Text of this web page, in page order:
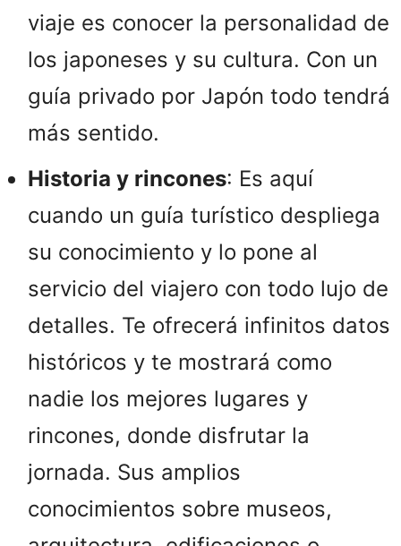
viaje es conocer la personalidad de
los japoneses y su cultura. Con un
guía privado por Japón todo tendrá
más sentido.
Historia y rincones: Es aquí
cuando un guía turístico despliega
su conocimiento y lo pone al
servicio del viajero con todo lujo de
detalles. Te ofrecerá infinitos datos
históricos y te mostrará como
nadie los mejores lugares y
rincones, donde disfrutar la
jornada. Sus amplios
conocimientos sobre museos,